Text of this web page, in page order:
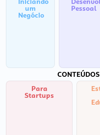
um
Negócio
Pessoal
Para
Startups